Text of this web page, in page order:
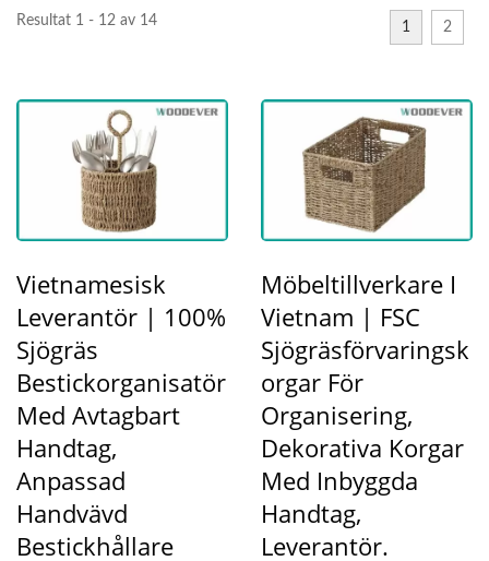
Resultat 1 - 12 av 14 1 2
Vietnamesisk
Leverantör | 100%
Sjögräs
Bestickorganisatör
Med Avtagbart
Handtag,
Anpassad
Handvävd
Bestickhållare
Möbeltillverkare I
Vietnam | FSC
Sjögräsförvaringsk
Orgar För
Organisering,
Dekorativa Korgar
Med Inbyggda
Handtag,
Leverantör.